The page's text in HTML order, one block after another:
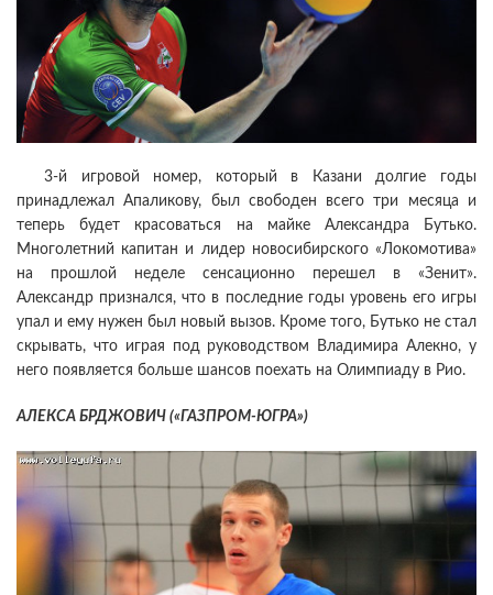
3-й игровой номер, который в Казани долгие годы
принадлежал Апаликову, был свободен всего три месяца и
теперь будет красоваться на майке Александра Бутько.
Многолетний капитан и лидер новосибирского «Локомотива»
на прошлой неделе сенсационно перешел в «Зенит».
Александр признался, что в последние годы уровень его игры
упал и ему нужен был новый вызов. Кроме того, Бутько не стал
скрывать, что играя под руководством Владимира Алекно, у
него появляется больше шансов поехать на Олимпиаду в Рио.
АЛЕКСА БРДЖОВИЧ («ГАЗПРОМ-ЮГРА»)